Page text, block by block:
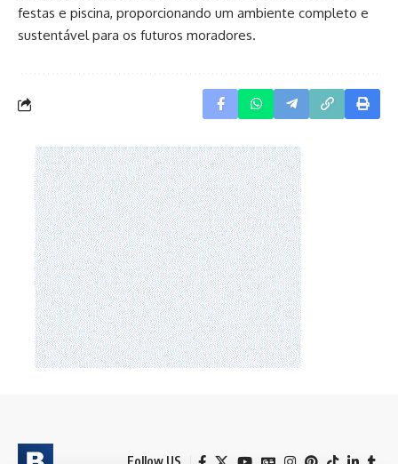
festas e piscina, proporcionando um ambiente completo e
sustentável para os futuros moradores.
Follow US